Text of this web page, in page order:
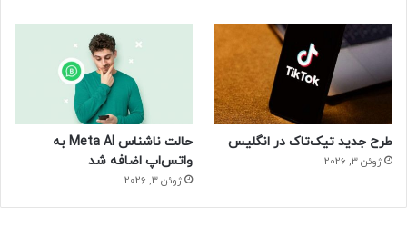
طرح جدید تیک‌تاک در انگلیس
ژوئن 3, 2026
حالت ناشناس Meta AI به
واتس‌اپ اضافه شد
ژوئن 3, 2026